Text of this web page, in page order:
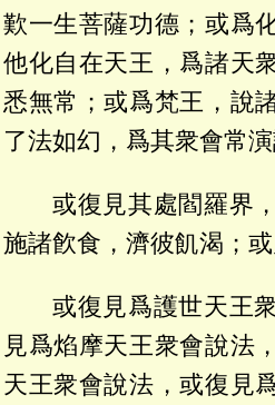
歎一生菩薩功德；或爲
他化自在天王，爲諸天
悉無常；或爲梵王，說
了法如幻，爲其衆會常
或復見其處閻羅界
施諸飮食，濟彼飢渴；
或復見爲護世天王
見爲焰摩天王衆會說法
天王衆會說法，或復見